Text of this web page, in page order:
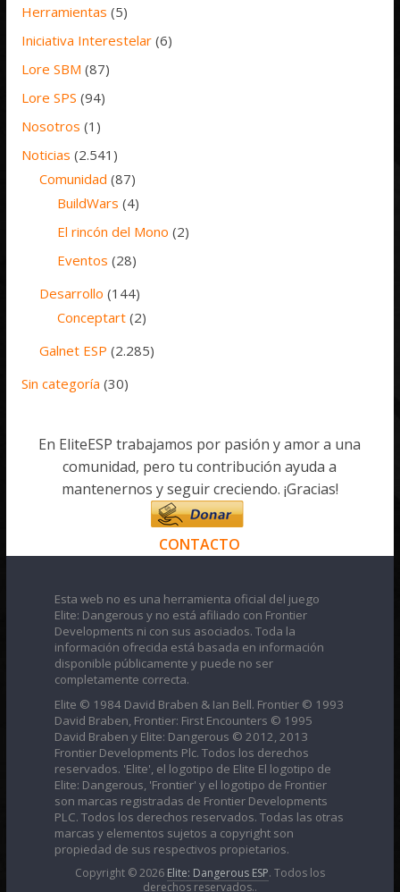
Herramientas (5)
Iniciativa Interestelar (6)
Lore SBM (87)
Lore SPS (94)
Nosotros (1)
Noticias (2.541)
Comunidad (87)
BuildWars (4)
El rincón del Mono (2)
Eventos (28)
Desarrollo (144)
Conceptart (2)
Galnet ESP (2.285)
Sin categoría (30)
En EliteESP trabajamos por pasión y amor a una
comunidad, pero tu contribución ayuda a
mantenernos y seguir creciendo. ¡Gracias!
CONTACTO
Esta web no es una herramienta oficial del juego
Elite: Dangerous y no está afiliado con Frontier
Developments ni con sus asociados. Toda la
información ofrecida está basada en información
disponible públicamente y puede no ser
completamente correcta.
Elite © 1984 David Braben & Ian Bell. Frontier © 1993
David Braben, Frontier: First Encounters © 1995
David Braben y Elite: Dangerous © 2012, 2013
Frontier Developments Plc. Todos los derechos
reservados. 'Elite', el logotipo de Elite El logotipo de
Elite: Dangerous, 'Frontier' y el logotipo de Frontier
son marcas registradas de Frontier Developments
PLC. Todos los derechos reservados. Todas las otras
marcas y elementos sujetos a copyright son
propiedad de sus respectivos propietarios.
Copyright © 2026 Elite: Dangerous ESP. Todos los
derechos reservados..